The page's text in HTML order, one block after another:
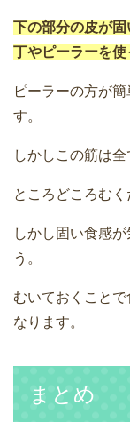
下の部分の皮が
丁やピーラーを使
ピーラーの方が
す。
しかしこの筋は全
ところどころむく
しかし固い食感
う。
むいておくことで
なります。
まとめ